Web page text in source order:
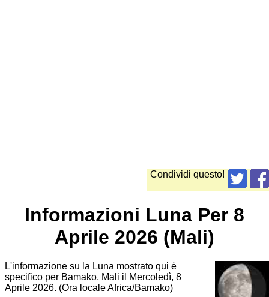
Condividi questo!
Informazioni Luna Per 8
Aprile 2026 (Mali)
L'informazione su la Luna mostrato qui è
specifico per Bamako, Mali il Mercoledì, 8
Aprile 2026. (Ora locale Africa/Bamako)